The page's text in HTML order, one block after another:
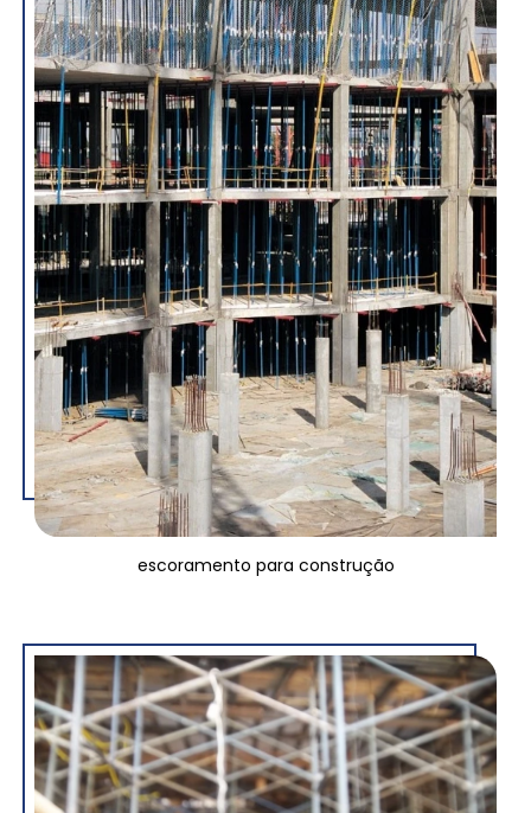
escoramento para construção